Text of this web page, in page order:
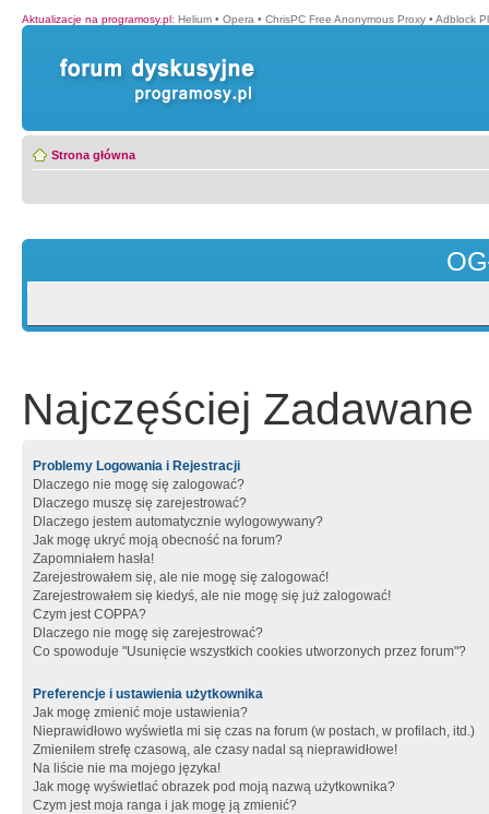
Aktualizacje na programosy.pl: Helium • Opera • ChrisPC Free Anonymous Proxy • Adblock
Strona główna
Najczęściej Zadawane
Problemy Logowania i Rejestracji
Dlaczego nie mogę się zalogować?
Dlaczego muszę się zarejestrować?
Dlaczego jestem automatycznie wylogowywany?
Jak mogę ukryć moją obecność na forum?
Zapomniałem hasła!
Zarejestrowałem się, ale nie mogę się zalogować!
Zarejestrowałem się kiedyś, ale nie mogę się już zalogować!
Czym jest COPPA?
Dlaczego nie mogę się zarejestrować?
Co spowoduje "Usunięcie wszystkich cookies utworzonych przez forum"?
Preferencje i ustawienia użytkownika
Jak mogę zmienić moje ustawienia?
Nieprawidłowo wyświetla mi się czas na forum (w postach, w profilach, itd.)
Zmieniłem strefę czasową, ale czasy nadal są nieprawidłowe!
Na liście nie ma mojego języka!
Jak mogę wyświetlać obrazek pod moją nazwą użytkownika?
Czym jest moja ranga i jak mogę ją zmienić?